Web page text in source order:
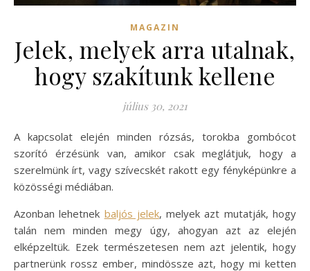
MAGAZIN
Jelek, melyek arra utalnak,
hogy szakítunk kellene
július 30, 2021
A kapcsolat elején minden rózsás, torokba gombócot
szorító érzésünk van, amikor csak meglátjuk, hogy a
szerelmünk írt, vagy szívecskét rakott egy fényképünkre a
közösségi médiában.
Azonban lehetnek baljós jelek, melyek azt mutatják, hogy
talán nem minden megy úgy, ahogyan azt az elején
elképzeltük. Ezek természetesen nem azt jelentik, hogy
partnerünk rossz ember, mindössze azt, hogy mi ketten